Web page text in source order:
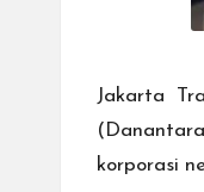
Jakarta 
korporasi